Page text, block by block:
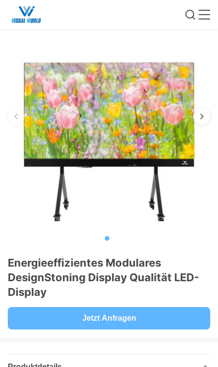
Energieeffizientes Modulares
DesignStoning Display Qualität LED-
Display
Jetzt Anfragen